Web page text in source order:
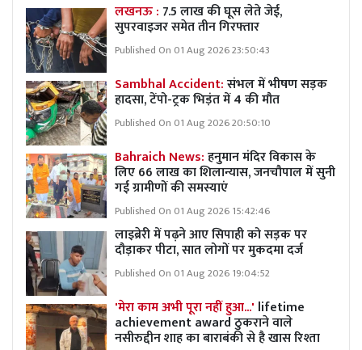
लखनऊ : 7.5 लाख की घूस लेते जेई,
सुपरवाइजर समेत तीन गिरफ्तार
Published On 01 Aug 2026 23:50:43
Sambhal Accident:संभल में भीषण सड़क
हादसा, टेंपो-ट्रक भिड़ंत में 4 की मौत
Published On 01 Aug 2026 20:50:10
Bahraich News:हनुमान मंदिर विकास के
लिए 66 लाख का शिलान्यास, जनचौपाल में सुनी
गई ग्रामीणों की समस्याएं
Published On 01 Aug 2026 15:42:46
लाइब्रेरी में पढ़ने आए सिपाही को सड़क पर
दौड़ाकर पीटा, सात लोगों पर मुकदमा दर्ज
Published On 01 Aug 2026 19:04:52
'मेरा काम अभी पूरा नहीं हुआ...' lifetime
achievement award ठुकराने वाले
नसीरुद्दीन शाह का बाराबंकी से है खास रिश्ता